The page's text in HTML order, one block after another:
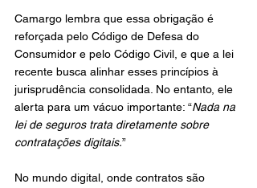
Camargo lembra que essa obrigação é
reforçada pelo Código de Defesa do
Consumidor e pelo Código Civil, e que a lei
recente busca alinhar esses princípios à
jurisprudência consolidada. No entanto, ele
alerta para um vácuo importante: “Nada na
lei de seguros trata diretamente sobre
contratações digitais.”
No mundo digital, onde contratos são